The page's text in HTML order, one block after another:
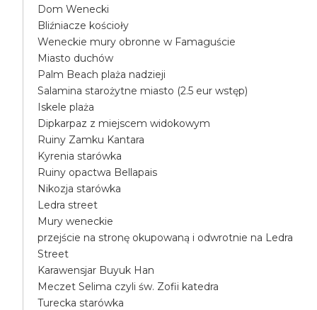
Dom Wenecki
Bliźniacze kościoły
Weneckie mury obronne w Famaguście
Miasto duchów
Palm Beach plaża nadzieji
Salamina starożytne miasto (2.5 eur wstęp)
Iskele plaża
Dipkarpaz z miejscem widokowym
Ruiny Zamku Kantara
Kyrenia starówka
Ruiny opactwa Bellapais
Nikozja starówka
Ledra street
Mury weneckie
przejście na stronę okupowaną i odwrotnie na Ledra
Street
Karawensjar Buyuk Han
Meczet Selima czyli św. Zofii katedra
Turecka starówka